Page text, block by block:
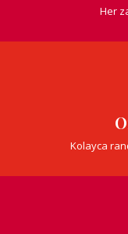
Her
Kolayca